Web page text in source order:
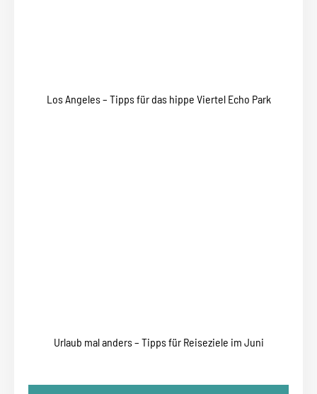
Los Angeles – Tipps für das hippe Viertel Echo Park
Urlaub mal anders – Tipps für Reiseziele im Juni